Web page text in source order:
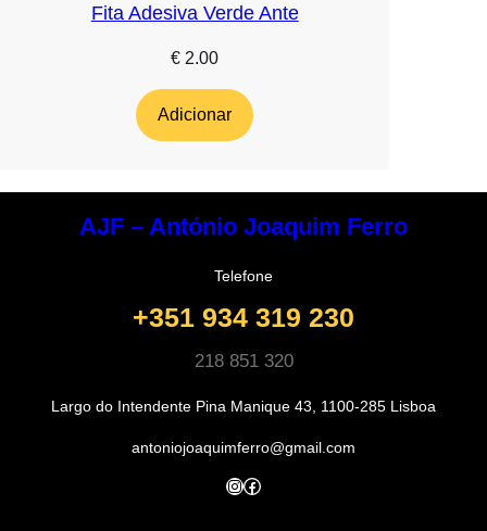
Fita Adesiva Verde Ante
€ 2.00
Adicionar
AJF – António Joaquim Ferro
Telefone
+351 934 319 230
218 851 320
Largo do Intendente Pina Manique 43, 1100-285 Lisboa
antoniojoaquimferro@gmail.com
InstagramFacebook